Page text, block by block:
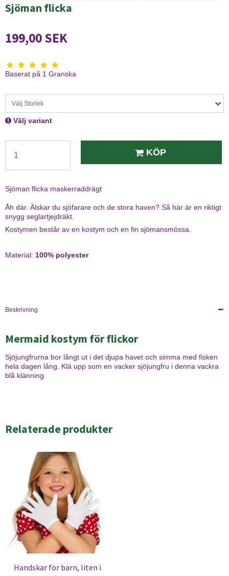
Sjöman flicka
199,00 SEK
Baserat på 1 Granska
Välj Storlek
Välj variant
KÖP
Sjöman flicka maskerraddrägt
Åh där. Älskar du sjöfarare och de stora haven? Så här är en riktigt
snygg seglartjejdräkt.
Kostymen består av en kostym och en fin sjömansmössa.
Material: 100% polyester
Beskrivning
Mermaid kostym för flickor
Sjöjungfrurna bor långt ut i det djupa havet och simma med fisken
hela dagen lång. Klä upp som en vacker sjöjungfru i denna vackra
blå klänning.
Relaterade produkter
Handskar för barn, liten i